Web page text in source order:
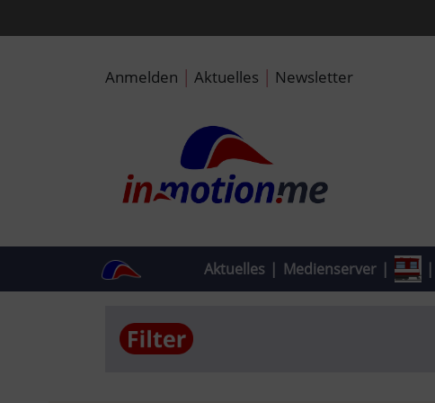
Anmelden | Aktuelles | Newsletter
Aktuelles | Medienserver | |